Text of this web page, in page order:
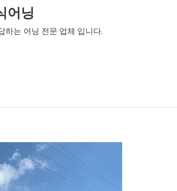
어닝
하는 어닝 전문 업체 입니다.